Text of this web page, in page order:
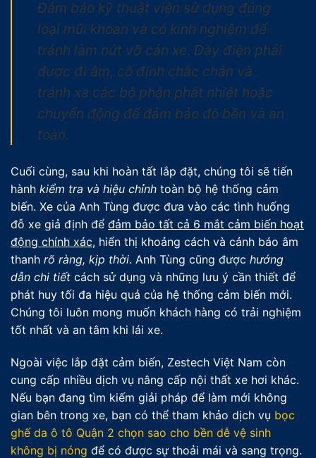
Đảm bảo kỹ thuật viên sử dụng đúng
loại mũi khoan và có kinh nghiệm để
tránh làm nứt vỡ cản xe. Dây điện phải
được đi âm, cố định chắc chắn và
tránh xa các bộ phận phát nhiệt hoặc
chuyển động để đảm bảo độ bền và an
toàn.
Cuối cùng, sau khi hoàn tất lắp đặt, chúng tôi sẽ tiến
hành kiểm tra và hiệu chỉnh toàn bộ hệ thống cảm
biến. Xe của Anh Tùng được đưa vào các tình huống
đỗ xe giả định để đảm bảo tất cả 6 mắt cảm biến hoạt
động chính xác, hiển thị khoảng cách và cảnh báo âm
thanh rõ ràng, kịp thời. Anh Tùng cũng được hướng
dẫn chi tiết cách sử dụng và những lưu ý cần thiết để
phát huy tối đa hiệu quả của hệ thống cảm biến mới.
Chúng tôi luôn mong muốn khách hàng có trải nghiệm
tốt nhất và an tâm khi lái xe.
Ngoài việc lắp đặt cảm biến, Zestech Việt Nam còn
cung cấp nhiều dịch vụ nâng cấp nội thất xe hơi khác.
Nếu bạn đang tìm kiếm giải pháp để làm mới không
gian bên trong xe, bạn có thể tham khảo dịch vụ bọc
ghế da ô tô Quận 2 chọn sao cho bền dễ vệ sinh
không bị nóng để có được sự thoải mái và sang trọng.